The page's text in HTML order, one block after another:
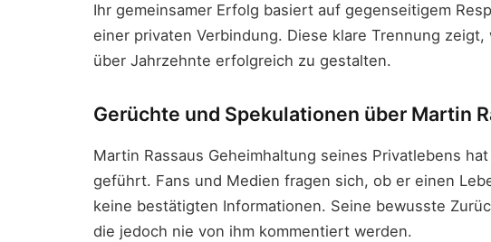
Ihr gemeinsamer Erfolg basiert auf gegenseitigem
einer privaten Verbindung. Diese klare Trennung
über Jahrzehnte erfolgreich zu gestalten.
Gerüchte und Spekulationen über Martin
Martin Rassaus Geheimhaltung seines Privatlebens
geführt. Fans und Medien fragen sich, ob er einen
keine bestätigten Informationen. Seine bewusste
die jedoch nie von ihm kommentiert werden.